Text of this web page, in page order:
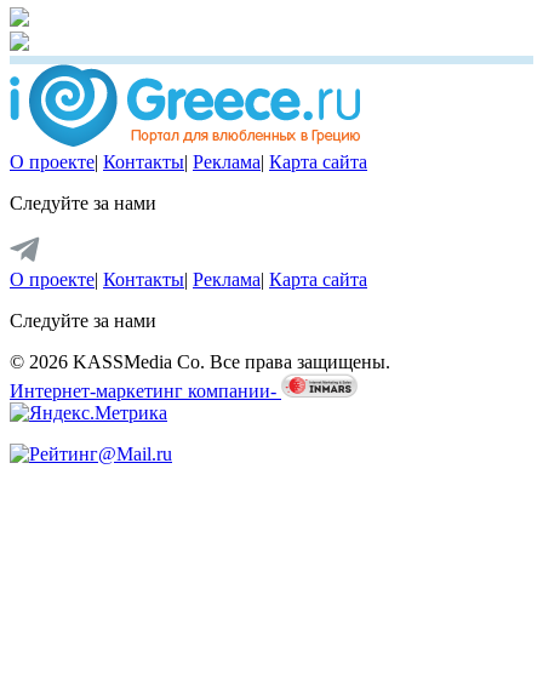
О проекте| Контакты| Реклама| Карта сайта
Следуйте за нами
О проекте| Контакты| Реклама| Карта сайта
Следуйте за нами
© 2026 KASSMedia Co. Все права защищены.
Интернет-маркетинг компании-